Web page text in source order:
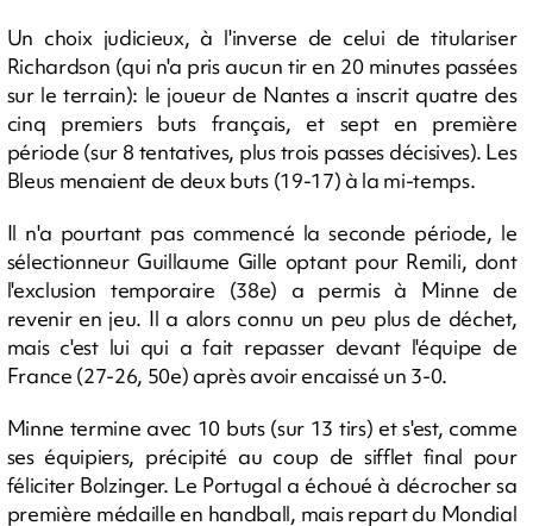
Un choix judicieux, à l'inverse de celui de titulariser
Richardson (qui n'a pris aucun tir en 20 minutes passées
sur le terrain): le joueur de Nantes a inscrit quatre des
cinq premiers buts français, et sept en première
période (sur 8 tentatives, plus trois passes décisives). Les
Bleus menaient de deux buts (19-17) à la mi-temps.
Il n'a pourtant pas commencé la seconde période, le
sélectionneur Guillaume Gille optant pour Remili, dont
l'exclusion temporaire (38e) a permis à Minne de
revenir en jeu. Il a alors connu un peu plus de déchet,
mais c'est lui qui a fait repasser devant l'équipe de
France (27-26, 50e) après avoir encaissé un 3-0.
Minne termine avec 10 buts (sur 13 tirs) et s'est, comme
ses équipiers, précipité au coup de sifflet final pour
féliciter Bolzinger. Le Portugal a échoué à décrocher sa
première médaille en handball, mais repart du Mondial